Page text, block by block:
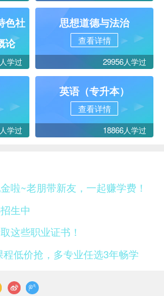
色社
论
学过
思想道德与法治
查看详情
29956人学过
学过
英语（专升本）
查看详情
18866人学过
啦~老朋带新友，一起赚学费！
生中
这些职业证书！
低价抢，多专业任选3年畅学